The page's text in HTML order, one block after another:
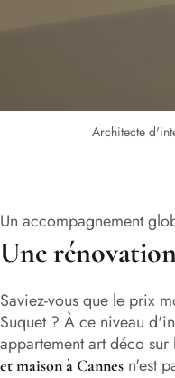
Architecte
Un accompagnement
Une
Saviez-vous que le prix
Suquet ? À ce niveau
appartement art déco
et maison à Cannes n'est